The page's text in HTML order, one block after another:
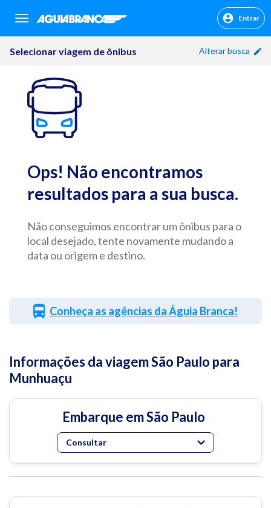
sr.header.toggle.navigation Entrar
Selecionar viagem de ônibus Alterar busca
Ops! Não encontramos
resultados para a sua busca.
Não conseguimos encontrar um ônibus para o
local desejado, tente novamente mudando a
data ou origem e destino.
Conheça as agências da Águia Branca!
Informações da viagem São Paulo para
Munhuaçu
Embarque em São Paulo
Consultar